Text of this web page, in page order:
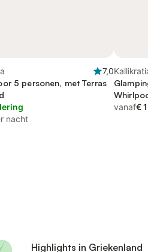
7,0
5 personen, met Terras
nacht
bestuur
Uitzicht
vanaf€
Highlights in Griekenland